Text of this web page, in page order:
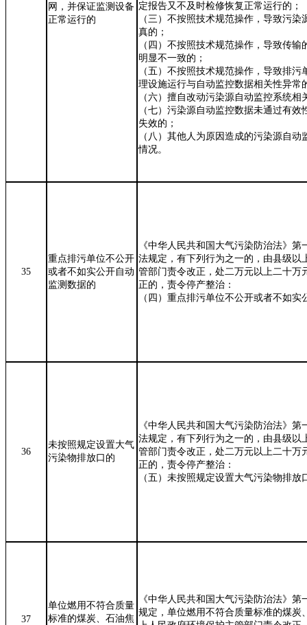
网，并保证监测设备
正常运行的
定报告又不及时检修恢复正常运行的；
（三）不按照技术规范操作，导致污
真的；
（四）不按照技术规范操作，导致传
明显不一致的；
（五）不按照技术规范操作，导致排
理设施运行与自动监控数据相关性异常
（六）擅自改动污染源自动监控系统相
（七）污染源自动监控数据未通过有
失效的；
（八）其他人为原因造成的污染源自
情况。
35
重点排污单位不公开
或者不如实公开自动
监测数据的
《中华人民共和国大气污染防治法》
法规定，有下列行为之一的，由县级以
管部门责令改正，处二万元以上二十万
正的，责令停产整治：
（四）重点排污单位不公开或者不如
36
未按照规定设置大气
污染物排放口的
《中华人民共和国大气污染防治法》
法规定，有下列行为之一的，由县级以
管部门责令改正，处二万元以上二十万
正的，责令停产整治：
（五）未按照规定设置大气污染物排放
37
单位燃用不符合质量
标准的煤炭、石油焦
《中华人民共和国大气污染防治法》
规定，单位燃用不符合质量标准的煤炭